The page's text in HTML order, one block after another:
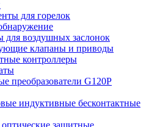
для горелок
для воздушных заслонок
клапаны и приводы
контроллеры
преобразователи G120P
индуктивные бесконтактные